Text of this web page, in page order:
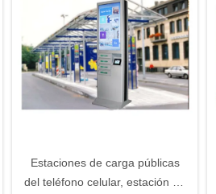
Estaciones de carga públicas
del teléfono celular, estación de